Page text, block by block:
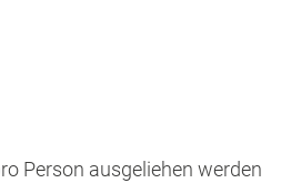
Person ausgeliehen werden